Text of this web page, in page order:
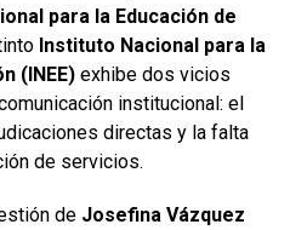
para la Educación de
Instituto Nacional para la
(INEE) exhibe dos vicios
institucional: el
directas y la falta
de servicios.
de Josefina Vázquez